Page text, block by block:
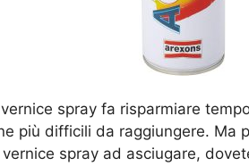
spray fa risparmiare
più difficili da raggiungere. Ma
spray ad asciugare,